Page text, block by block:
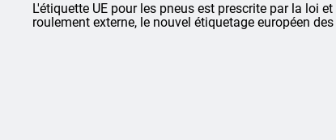
L'étiquette UE pour les pneus est prescrite par la loi
roulement externe, le nouvel étiquetage européen